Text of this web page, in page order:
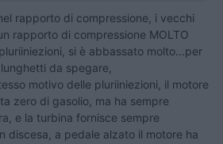
rapporto di compressione, i vecchi
rapporto di compressione MOLTO
si è abbassato molto...per
da spegare,
motivo delle pluriiniezioni, il motore
zero di gasolio, ma ha sempre
e la turbina fornisce sempre
discesa, a pedale alzato il motore ha